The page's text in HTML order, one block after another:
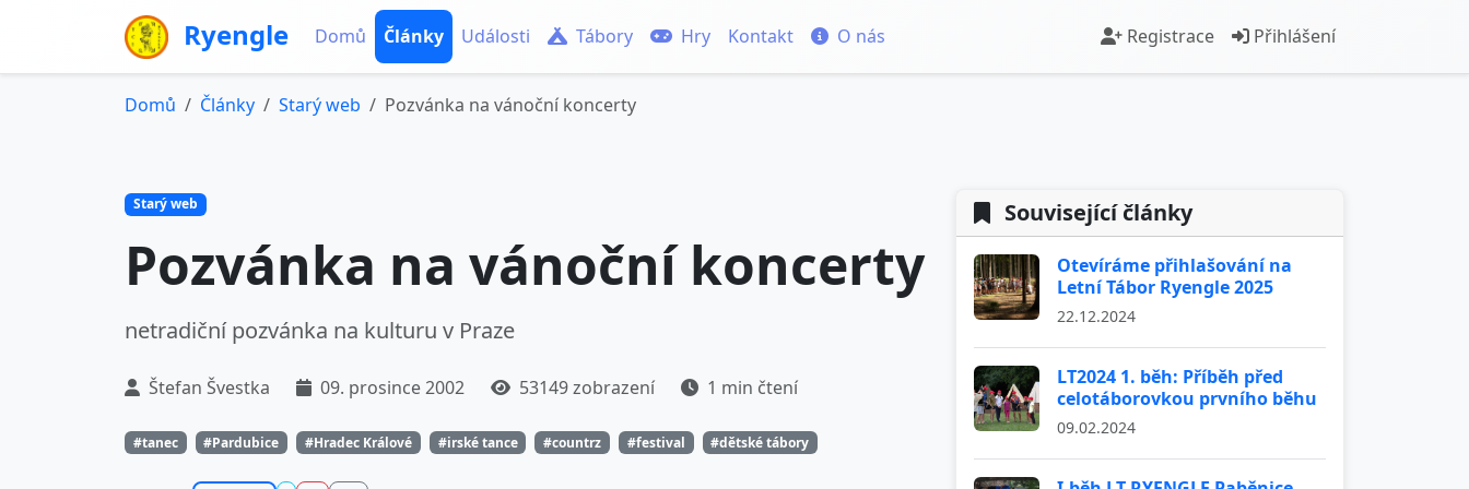
Ryengle Domů Články Události Tábory Hry Kontakt O nás Registrace Přihlášení
Domů Články Starý web Pozvánka na vánoční koncerty
Starý web
Pozvánka na vánoční koncerty
netradiční pozvánka na kulturu v Praze
Štefan Švestka 09. prosince 2002 53149 zobrazení 1 min čtení
#tanec #Pardubice #Hradec Králové #irské tance #countrz #festival #dětské tábory
Související články
Otevíráme přihlašování na
Letní Tábor Ryengle 2025
22.12.2024
LT2024 1. běh: Příběh před
celotáborovkou prvního běhu
09.02.2024